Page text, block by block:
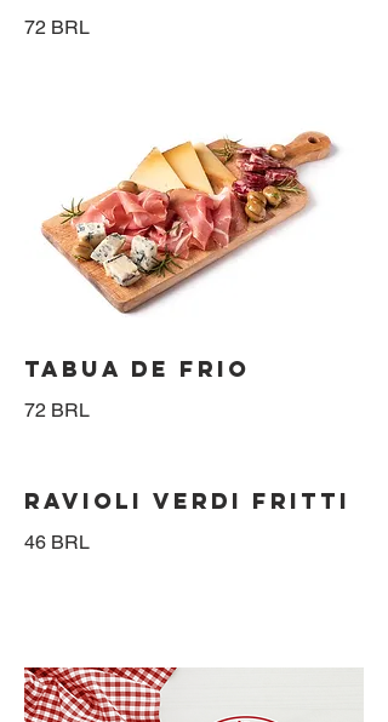
72 BRL
TABUA DE FRIO
72 BRL
RAVIOLI VERDI FRITTI
46 BRL